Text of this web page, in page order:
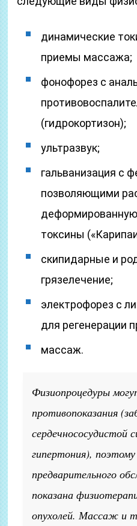
динамические
приемы массажа;
фонофорез с
(гидрокортизон);
ультразвук;
гальванизация с
позволяющими
токсины
скипидарные и
грязелечение;
электрофорез с
для регенерации
массаж.
Физиопроцедуры
противопоказания
сердечнососудистой
гипертония),
предварительного
показана
опухолей. Массаж и